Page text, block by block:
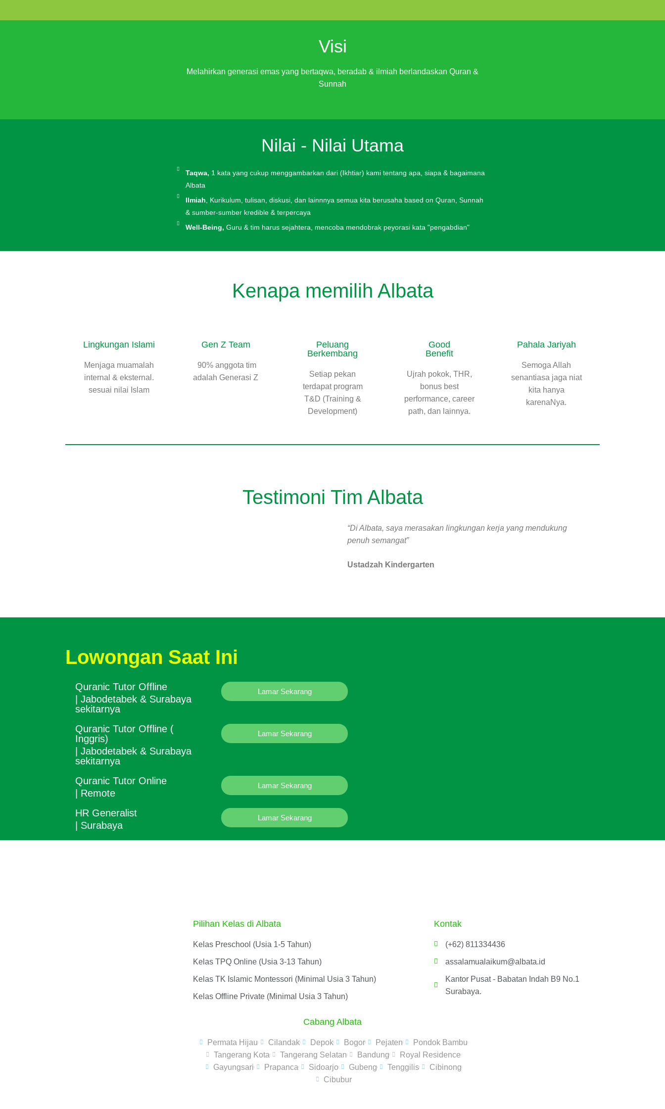
Visi​
Melahirkan generasi emas yang bertaqwa, beradab & ilmiah berlandaskan Quran &
Sunnah
Nilai - Nilai Utama​
Taqwa, 1 kata yang cukup menggambarkan dari (Ikhtiar) kami tentang apa, siapa & bagaimana
Albata
Ilmiah , Kurikulum, tulisan, diskusi, dan lainnnya semua kita berusaha based on Quran, Sunnah
& sumber-sumber kredible & terpercaya
Well-Being, Guru & tim harus sejahtera, mencoba mendobrak peyorasi kata "pengabdian"
Kenapa memilih Albata
Lingkungan Islami
Menjaga muamalah
internal & eksternal.
sesuai nilai Islam
Gen Z Team
90% anggota tim
adalah Generasi Z
Peluang
Berkembang
Setiap pekan
terdapat program
T&D (Training &
Development)
Good
Benefit
Ujrah pokok, THR,
bonus best
performance, career
path, dan lainnya.
Pahala Jariyah
Semoga Allah
senantiasa jaga niat
kita hanya
karenaNya.
Testimoni Tim Albata
“Di Albata, saya merasakan lingkungan kerja yang mendukung
penuh semangat”
Ustadzah Kindergarten
Lowongan Saat Ini
Quranic Tutor Offline
| Jabodetabek & Surabaya
sekitarnya
Lamar Sekarang
Quranic Tutor Offline (
Inggris)
| Jabodetabek & Surabaya
sekitarnya
Lamar Sekarang
Quranic Tutor Online
| Remote
Lamar Sekarang
HR Generalist
| Surabaya
Lamar Sekarang
Pilihan Kelas di Albata
Kelas Preschool (Usia 1-5 Tahun)
Kelas TPQ Online (Usia 3-13 Tahun)
Kelas TK Islamic Montessori (Minimal Usia 3 Tahun)
Kelas Offline Private (Minimal Usia 3 Tahun)
Kontak
(+62) 811334436
assalamualaikum@albata.id
Kantor Pusat - Babatan Indah B9 No.1
Surabaya.
Cabang Albata
Permata Hijau Cilandak Depok Bogor Pejaten
Pondok Bambu
Tangerang Kota
Tangerang Selatan Bandung
Royal Residence
Gayungsari
Prapanca Sidoarjo Gubeng Tenggilis
Cibinong
Cibubur